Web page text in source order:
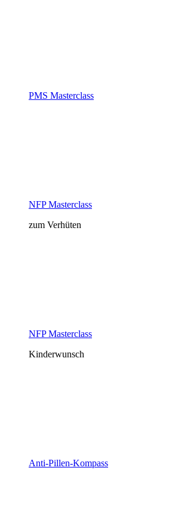
PMS Masterclass
NFP Masterclass
zum Verhüten
NFP Masterclass
Kinderwunsch
Anti-Pillen-Kompass